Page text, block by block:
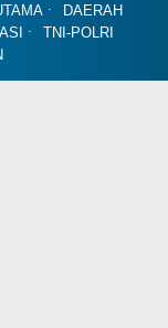
DAERAH
TNI-POLRI